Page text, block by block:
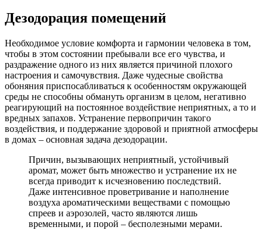
Дезодорация помещений
Необходимое условие комфорта и гармонии человека в том,
чтобы в этом состоянии пребывали все его чувства, и
раздражение одного из них является причиной плохого
настроения и самочувствия. Даже чудесные свойства
обоняния приспосабливаться к особенностям окружающей
среды не способны обмануть организм в целом, негативно
реагирующий на постоянное воздействие неприятных, а то и
вредных запахов. Устранение первопричин такого
воздействия, и поддержание здоровой и приятной атмосферы
в домах – основная задача дезодорации.
Причин, вызывающих неприятный, устойчивый
аромат, может быть множество и устранение их не
всегда приводит к исчезновению последствий.
Даже интенсивное проветривание и наполнение
воздуха ароматическими веществами с помощью
спреев и аэрозолей, часто являются лишь
временными, и порой – бесполезными мерами.